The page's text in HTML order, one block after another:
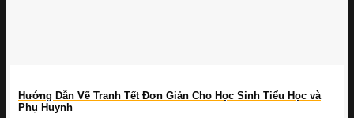
Hướng Dẫn Vẽ Tranh Tết Đơn Giản Cho Học Sinh Tiểu Học và
Phụ Huynh